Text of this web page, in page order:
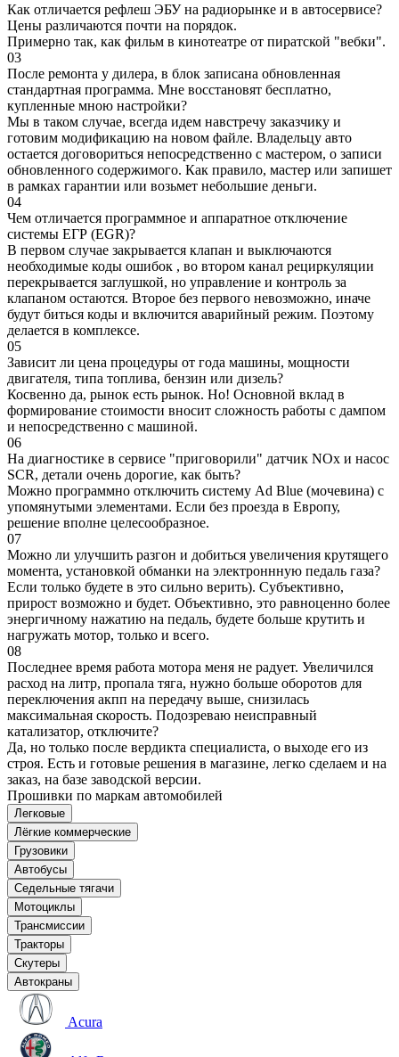
Как отличается рефлеш ЭБУ на радиорынке и в автосервисе?
Цены различаются почти на порядок.
Примерно так, как фильм в кинотеатре от пиратской "вебки".
03
После ремонта у дилера, в блок записана обновленная
стандартная программа. Мне восстановят бесплатно,
купленные мною настройки?
Мы в таком случае, всегда идем навстречу заказчику и
готовим модификацию на новом файле. Владельцу авто
остается договориться непосредственно с мастером, о записи
обновленного содержимого. Как правило, мастер или запишет
в рамках гарантии или возьмет небольшие деньги.
04
Чем отличается программное и аппаратное отключение
системы ЕГР (EGR)?
В первом случае закрывается клапан и выключаются
необходимые коды ошибок , во втором канал рециркуляции
перекрывается заглушкой, но управление и контроль за
клапаном остаются. Второе без первого невозможно, иначе
будут биться коды и включится аварийный режим. Поэтому
делается в комплексе.
05
Зависит ли цена процедуры от года машины, мощности
двигателя, типа топлива, бензин или дизель?
Косвенно да, рынок есть рынок. Но! Основной вклад в
формирование стоимости вносит сложность работы с дампом
и непосредственно с машиной.
06
На диагностике в сервисе "приговорили" датчик NOx и насос
SCR, детали очень дорогие, как быть?
Можно программно отключить систему Ad Blue (мочевина) с
упомянутыми элементами. Если без проезда в Европу,
решение вполне целесообразное.
07
Можно ли улучшить разгон и добиться увеличения крутящего
момента, установкой обманки на электроннную педаль газа?
Если только будете в это сильно верить). Субъективно,
прирост возможно и будет. Объективно, это равноценно более
энергичному нажатию на педаль, будете больше крутить и
нагружать мотор, только и всего.
08
Последнее время работа мотора меня не радует. Увеличился
расход на литр, пропала тяга, нужно больше оборотов для
переключения акпп на передачу выше, снизилась
максимальная скорость. Подозреваю неисправный
катализатор, отключите?
Да, но только после вердикта специалиста, о выходе его из
строя. Есть и готовые решения в магазине, легко сделаем и на
заказ, на базе заводской версии.
Прошивки по маркам автомобилей
Легковые
Лёгкие коммерческие
Грузовики
Автобусы
Седельные тягачи
Мотоциклы
Трансмиссии
Тракторы
Скутеры
Автокраны
Acura